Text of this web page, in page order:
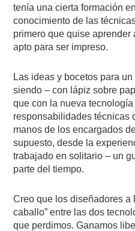
tenía una cierta formación
conocimiento de las
primero que quise aprender
apto para ser impreso.
Las ideas y bocetos para
siendo – con lápiz sobre
que con la nueva
responsabilidades técnicas
manos de los encargados
supuesto, desde la
trabajado en solitario – un
parte del tiempo.
Creo que los diseñadores a
caballo” entre las dos
que perdimos. Ganamos